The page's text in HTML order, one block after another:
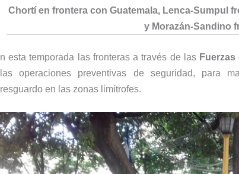
Chortí en frontera con Guatemala, Lenca-Sumpul
y Morazán-Sandino
n esta temporada las fronteras a través de las Fuerzas
las operaciones preventivas de seguridad, para
resguardo en las zonas limítrofes.